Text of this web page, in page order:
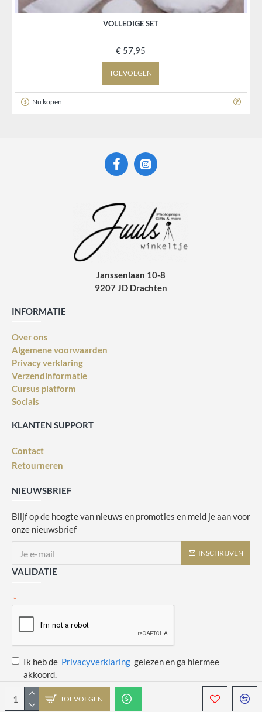
TOEVOEGEN
VOLLEDIGE SET
€ 57,95
TOEVOEGEN
Nu kopen
Janssenlaan 10-8
9207 JD Drachten
INFORMATIE
Over ons
Algemene voorwaarden
Privacy verklaring
Verzendinformatie
Cursus platform
Socials
KLANTEN SUPPORT
Contact
Retourneren
NIEUWSBRIEF
Blijf op de hoogte van nieuws en promoties en meld je aan voor
onze nieuwsbrief
INSCHRIJVEN
VALIDATIE
Ik heb de Privacyverklaring gelezen en ga hiermee
akkoord.